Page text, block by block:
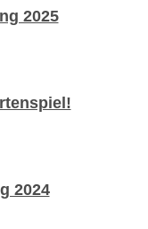
2025
2024